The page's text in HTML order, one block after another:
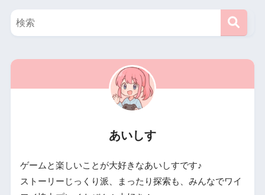
あいしす
ゲームと楽しいことが大好きなあいしすです♪
ストーリーじっくり派、まったり探索も、みんなでワイ